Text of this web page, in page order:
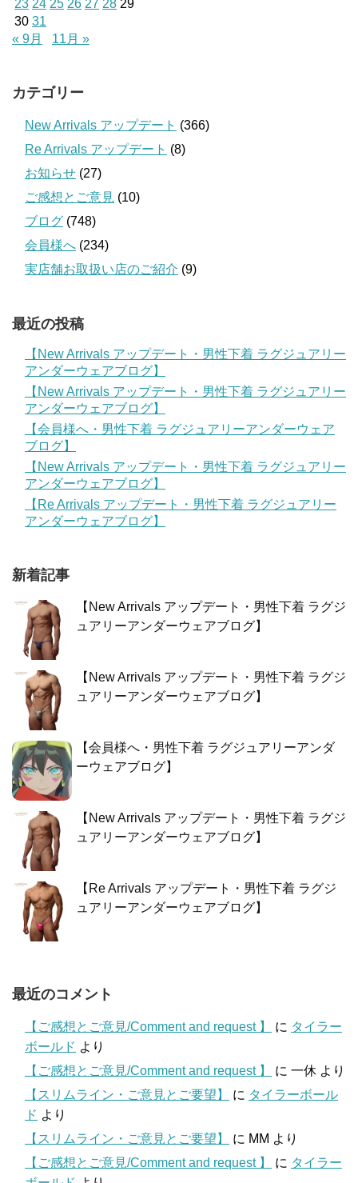
23 24 25 26 27 28 29
30 31
« 9月
11月 »
カテゴリー
New Arrivals アップデート (366)
Re Arrivals アップデート (8)
お知らせ (27)
ご感想とご意見 (10)
ブログ (748)
会員様へ (234)
実店舗お取扱い店のご紹介 (9)
最近の投稿
【New Arrivals アップデート・男性下着 ラグジュアリー
アンダーウェアブログ】
【New Arrivals アップデート・男性下着 ラグジュアリー
アンダーウェアブログ】
【会員様へ・男性下着 ラグジュアリーアンダーウェア
ブログ】
【New Arrivals アップデート・男性下着 ラグジュアリー
アンダーウェアブログ】
【Re Arrivals アップデート・男性下着 ラグジュアリー
アンダーウェアブログ】
新着記事
【New Arrivals アップデート・男性下着 ラグジ
ュアリーアンダーウェアブログ】
【New Arrivals アップデート・男性下着 ラグジ
ュアリーアンダーウェアブログ】
【会員様へ・男性下着 ラグジュアリーアンダ
ーウェアブログ】
【New Arrivals アップデート・男性下着 ラグジ
ュアリーアンダーウェアブログ】
【Re Arrivals アップデート・男性下着 ラグジ
ュアリーアンダーウェアブログ】
最近のコメント
【ご感想とご意見/Comment and request 】 に タイラー
ボールド より
【ご感想とご意見/Comment and request 】
に 一休 より
【スリムライン・ご意見とご要望】
に タイラーボール
ド より
【スリムライン・ご意見とご要望】
に MM より
【ご感想とご意見/Comment and request 】
に タイラー